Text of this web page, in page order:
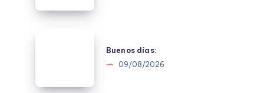
Buenos días:
09/08/2026